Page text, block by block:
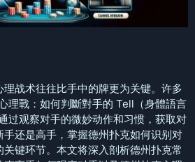
战术往往比手中的牌更为关键。许多
理戰：如何判斷對手的 Tell（身體語言
过观察对手的微妙动作和习惯，获取对
手还是高手，掌握德州扑克如何识别对
键环节。本文将深入剖析德州扑克常